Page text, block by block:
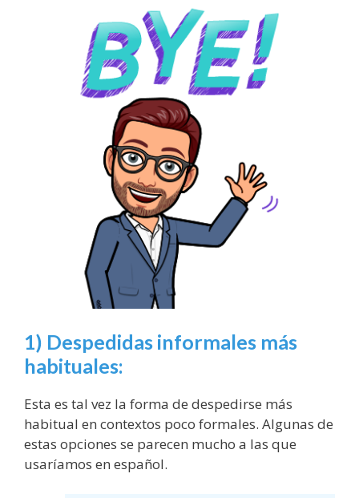
1) Despedidas informales más
habituales:
Esta es tal vez la forma de despedirse más
habitual en contextos poco formales. Algunas de
estas opciones se parecen mucho a las que
usaríamos en español.